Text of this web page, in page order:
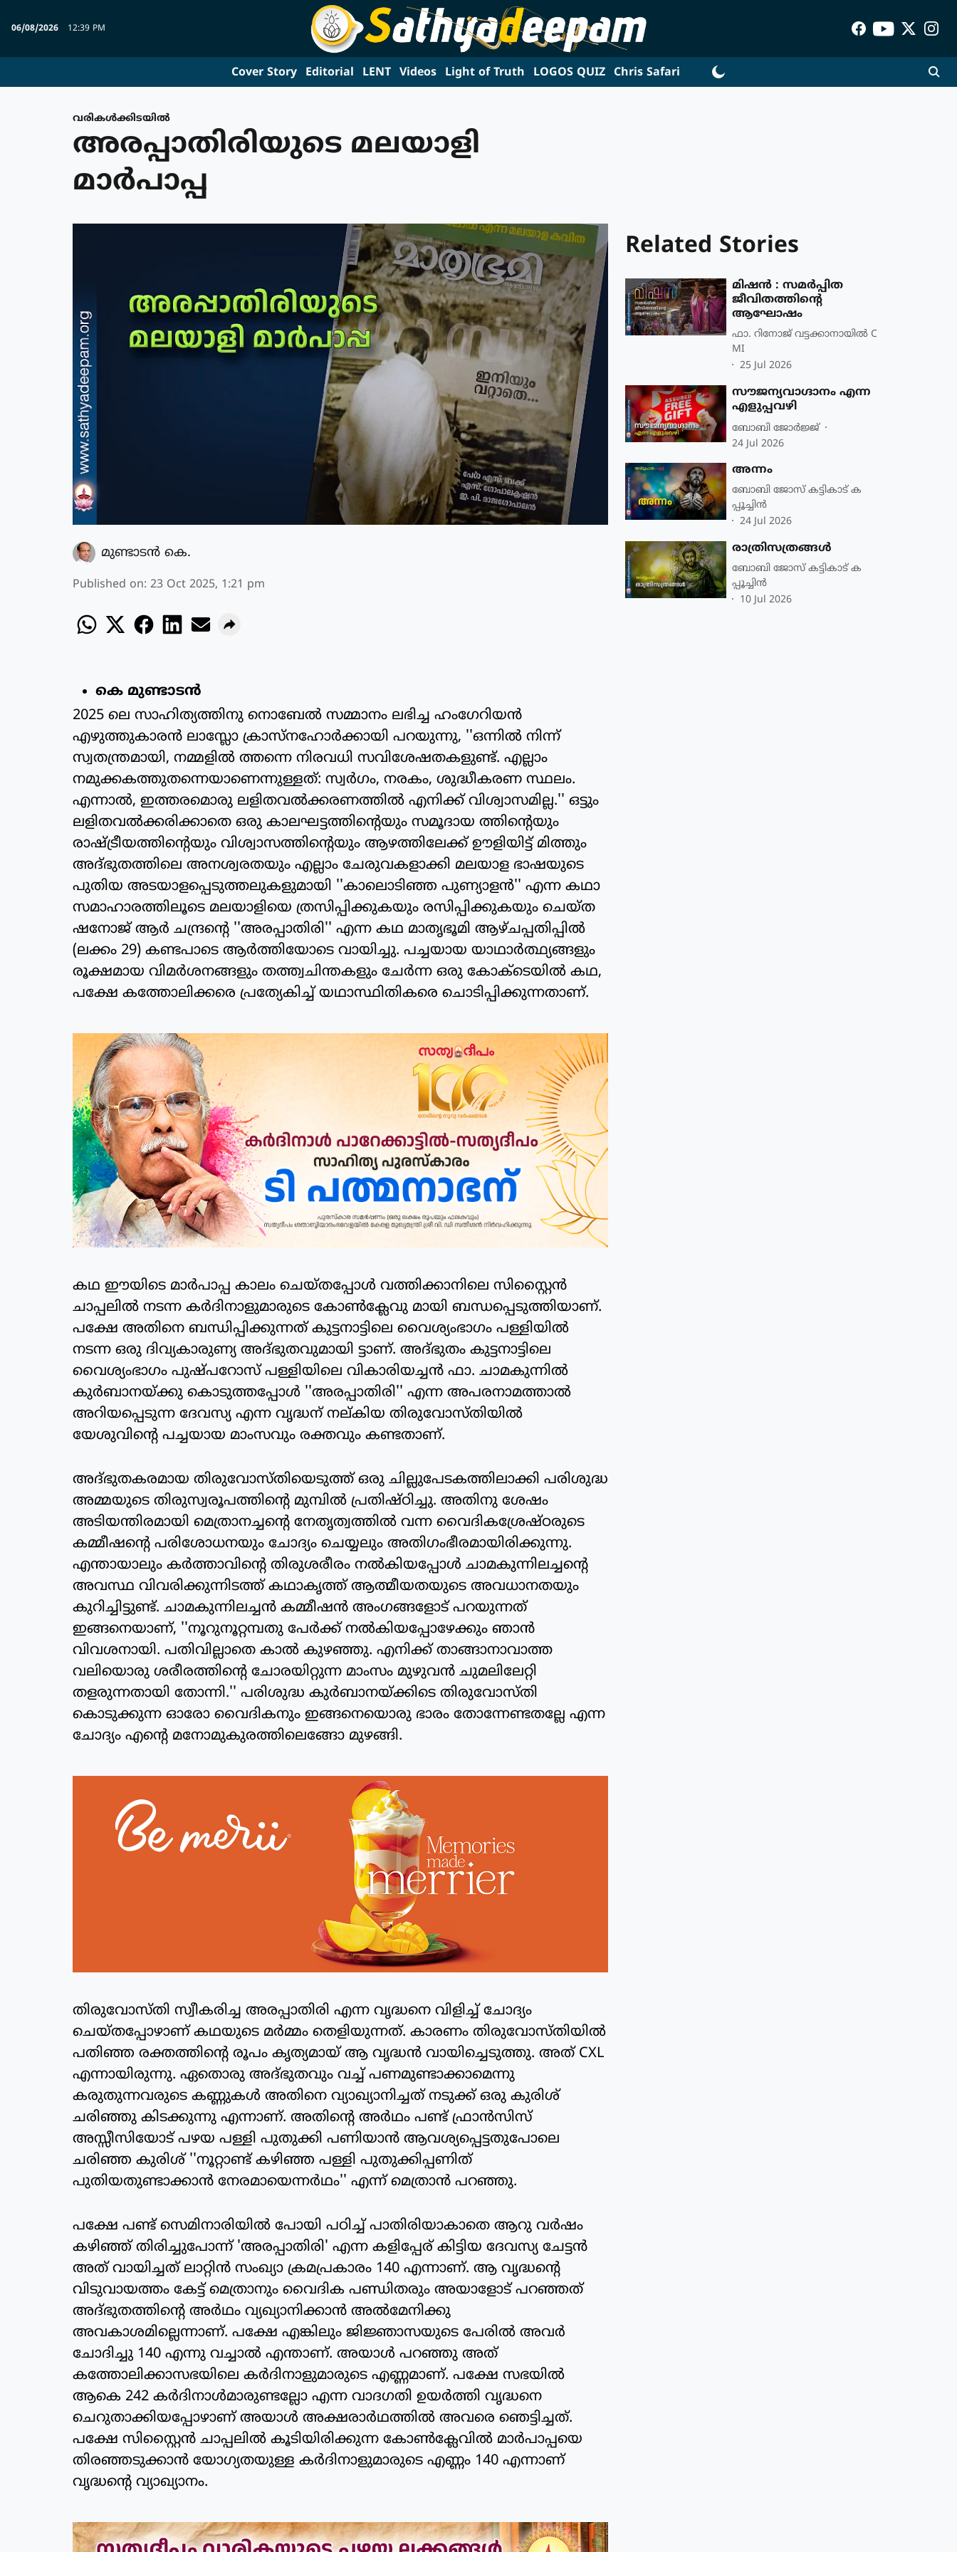
06/08/2026 12:39 PM
Cover Story Editorial LENT Videos Light of Truth LOGOS QUIZ Chris Safari
വരികള്‍ക്കിടയില്‍
അരപ്പാതിരിയുടെ മലയാളി
മാര്‍പാപ്പ
മുണ്ടാടന്‍ കെ.
Published on: 23 Oct 2025, 1:21 pm
കെ മുണ്ടാടന്‍
2025 ലെ സാഹിത്യത്തിനു നൊബേല്‍ സമ്മാനം ലഭിച്ച ഹംഗേറിയന്‍
എഴുത്തുകാരന്‍ ലാസ്ലോ ക്രാസ്‌നഹോര്‍ക്കായി പറയുന്നു, ''ഒന്നില്‍ നിന്ന്
സ്വതന്ത്രമായി, നമ്മളില്‍ ത്തന്നെ നിരവധി സവിശേഷതകളുണ്ട്. എല്ലാം
നമുക്കകത്തുതന്നെയാണെന്നുള്ളത്: സ്വര്‍ഗം, നരകം, ശുദ്ധീകരണ സ്ഥലം.
എന്നാല്‍, ഇത്തരമൊരു ലളിതവല്‍ക്കരണത്തില്‍ എനിക്ക് വിശ്വാസമില്ല.'' ഒട്ടും
ലളിതവല്‍ക്കരിക്കാതെ ഒരു കാലഘട്ടത്തിന്റെയും സമൂദായ ത്തിന്റെയും
രാഷ്ട്രീയത്തിന്റെയും വിശ്വാസത്തിന്റെയും ആഴത്തിലേക്ക് ഊളിയിട്ട് മിത്തും
അദ്ഭുതത്തിലെ അനശ്വരതയും എല്ലാം ചേരുവകളാക്കി മലയാള ഭാഷയുടെ
പുതിയ അടയാളപ്പെടുത്തലുകളുമായി ''കാലൊടിഞ്ഞ പുണ്യാളന്‍'' എന്ന കഥാ
സമാഹാരത്തിലൂടെ മലയാളിയെ ത്രസിപ്പിക്കുകയും രസിപ്പിക്കുകയും ചെയ്ത
ഷനോജ് ആര്‍ ചന്ദ്രന്റെ ''അരപ്പാതിരി'' എന്ന കഥ മാതൃഭൂമി ആഴ്ചപ്പതിപ്പില്‍
(ലക്കം 29) കണ്ടപാടെ ആര്‍ത്തിയോടെ വായിച്ചു. പച്ചയായ യാഥാര്‍ത്ഥ്യങ്ങളും
രൂക്ഷമായ വിമര്‍ശനങ്ങളും തത്ത്വചിന്തകളും ചേര്‍ന്ന ഒരു കോക്‌ടെയില്‍ കഥ,
പക്ഷേ കത്തോലിക്കരെ പ്രത്യേകിച്ച് യഥാസ്ഥിതികരെ ചൊടിപ്പിക്കുന്നതാണ്.
കഥ ഈയിടെ മാര്‍പാപ്പ കാലം ചെയ്തപ്പോള്‍ വത്തിക്കാനിലെ സിസ്റ്റൈന്‍
ചാപ്പലില്‍ നടന്ന കര്‍ദിനാളുമാരുടെ കോണ്‍ക്ലേവു മായി ബന്ധപ്പെടുത്തിയാണ്.
പക്ഷേ അതിനെ ബന്ധിപ്പിക്കുന്നത് കുട്ടനാട്ടിലെ വൈശ്യംഭാഗം പള്ളിയില്‍
നടന്ന ഒരു ദിവ്യകാരുണ്യ അദ്ഭുതവുമായി ട്ടാണ്. അദ്ഭുതം കുട്ടനാട്ടിലെ
വൈശ്യംഭാഗം പുഷ്പറോസ് പള്ളിയിലെ വികാരിയച്ചന്‍ ഫാ. ചാമകുന്നില്‍
കുര്‍ബാനയ്ക്കു കൊടുത്തപ്പോള്‍ ''അരപ്പാതിരി'' എന്ന അപരനാമത്താല്‍
അറിയപ്പെടുന്ന ദേവസ്യ എന്ന വൃദ്ധന് നല്കിയ തിരുവോസ്തിയില്‍
യേശുവിന്റെ പച്ചയായ മാംസവും രക്തവും കണ്ടതാണ്.
അദ്ഭുതകരമായ തിരുവോസ്തിയെടുത്ത് ഒരു ചില്ലുപേടകത്തിലാക്കി പരിശുദ്ധ
അമ്മയുടെ തിരുസ്വരൂപത്തിന്റെ മുമ്പില്‍ പ്രതിഷ്ഠിച്ചു. അതിനു ശേഷം
അടിയന്തിരമായി മെത്രാനച്ചന്റെ നേതൃത്വത്തില്‍ വന്ന വൈദികശ്രേഷ്ഠരുടെ
കമ്മീഷന്റെ പരിശോധനയും ചോദ്യം ചെയ്യലും അതിഗംഭീരമായിരിക്കുന്നു.
എന്തായാലും കര്‍ത്താവിന്റെ തിരുശരീരം നല്‍കിയപ്പോള്‍ ചാമകുന്നിലച്ചന്റെ
അവസ്ഥ വിവരിക്കുന്നിടത്ത് കഥാകൃത്ത് ആത്മീയതയുടെ അവധാനതയും
കുറിച്ചിട്ടുണ്ട്. ചാമകുന്നിലച്ചന്‍ കമ്മീഷന്‍ അംഗങ്ങളോട് പറയുന്നത്
ഇങ്ങനെയാണ്, ''നൂറുനൂറ്റമ്പതു പേര്‍ക്ക് നല്‍കിയപ്പോഴേക്കും ഞാന്‍
വിവശനായി. പതിവില്ലാതെ കാല്‍ കുഴഞ്ഞു. എനിക്ക് താങ്ങാനാവാത്ത
വലിയൊരു ശരീരത്തിന്റെ ചോരയിറ്റുന്ന മാംസം മുഴുവന്‍ ചുമലിലേറ്റി
തളരുന്നതായി തോന്നി.'' പരിശുദ്ധ കുര്‍ബാനയ്ക്കിടെ തിരുവോസ്തി
കൊടുക്കുന്ന ഓരോ വൈദികനും ഇങ്ങനെയൊരു ഭാരം തോന്നേണ്ടതല്ലേ എന്ന
ചോദ്യം എന്റെ മനോമുകുരത്തിലെങ്ങോ മുഴങ്ങി.
തിരുവോസ്തി സ്വീകരിച്ച അരപ്പാതിരി എന്ന വൃദ്ധനെ വിളിച്ച് ചോദ്യം
ചെയ്തപ്പോഴാണ് കഥയുടെ മര്‍മ്മം തെളിയുന്നത്. കാരണം തിരുവോസ്തിയില്‍
പതിഞ്ഞ രക്തത്തിന്റെ രൂപം കൃത്യമായ് ആ വൃദ്ധന്‍ വായിച്ചെടുത്തു. അത് CXL
എന്നായിരുന്നു. ഏതൊരു അദ്ഭുതവും വച്ച് പണമുണ്ടാക്കാമെന്നു
കരുതുന്നവരുടെ കണ്ണുകള്‍ അതിനെ വ്യാഖ്യാനിച്ചത് നടുക്ക് ഒരു കുരിശ്
ചരിഞ്ഞു കിടക്കുന്നു എന്നാണ്. അതിന്റെ അര്‍ഥം പണ്ട് ഫ്രാന്‍സിസ്
അസ്സീസിയോട് പഴയ പള്ളി പുതുക്കി പണിയാന്‍ ആവശ്യപ്പെട്ടതുപോലെ
ചരിഞ്ഞ കുരിശ് ''നൂറ്റാണ്ട് കഴിഞ്ഞ പള്ളി പുതുക്കിപ്പണിത്
പുതിയതുണ്ടാക്കാന്‍ നേരമായെന്നര്‍ഥം'' എന്ന് മെത്രാന്‍ പറഞ്ഞു.
പക്ഷേ പണ്ട് സെമിനാരിയില്‍ പോയി പഠിച്ച് പാതിരിയാകാതെ ആറു വര്‍ഷം
കഴിഞ്ഞ് തിരിച്ചുപോന്ന് 'അരപ്പാതിരി' എന്ന കളിപ്പേര് കിട്ടിയ ദേവസ്യ ചേട്ടന്‍
അത് വായിച്ചത് ലാറ്റിന്‍ സംഖ്യാ ക്രമപ്രകാരം 140 എന്നാണ്. ആ വൃദ്ധന്റെ
വിടുവായത്തം കേട്ട് മെത്രാനും വൈദിക പണ്ഡിതരും അയാളോട് പറഞ്ഞത്
അദ്ഭുതത്തിന്റെ അര്‍ഥം വ്യഖ്യാനിക്കാന്‍ അല്‍മേനിക്കു
അവകാശമില്ലെന്നാണ്. പക്ഷേ എങ്കിലും ജിജ്ഞാസയുടെ പേരില്‍ അവര്‍
ചോദിച്ചു 140 എന്നു വച്ചാല്‍ എന്താണ്. അയാള്‍ പറഞ്ഞു അത്
കത്തോലിക്കാസഭയിലെ കര്‍ദിനാളുമാരുടെ എണ്ണമാണ്. പക്ഷേ സഭയില്‍
ആകെ 242 കര്‍ദിനാള്‍മാരുണ്ടല്ലോ എന്ന വാദഗതി ഉയര്‍ത്തി വൃദ്ധനെ
ചെറുതാക്കിയപ്പോഴാണ് അയാള്‍ അക്ഷരാര്‍ഥത്തില്‍ അവരെ ഞെട്ടിച്ചത്.
പക്ഷേ സിസ്റ്റൈന്‍ ചാപ്പലില്‍ കൂടിയിരിക്കുന്ന കോണ്‍ക്ലേവില്‍ മാര്‍പാപ്പയെ
തിരഞ്ഞടുക്കാന്‍ യോഗ്യതയുള്ള കര്‍ദിനാളുമാരുടെ എണ്ണം 140 എന്നാണ്
വൃദ്ധന്റെ വ്യാഖ്യാനം.
Related Stories
മിഷൻ : സമർപ്പിത
ജീവിതത്തിന്റെ
ആഘോഷം
ഫാ. റിനോജ് വട്ടക്കാനായിൽ C
MI
25 Jul 2026
സൗജന്യവാഗ്ദാനം എന്ന
എളുപ്പവഴി
ബോബി ജോര്‍ജ്ജ്‌
24 Jul 2026
അന്നം
ബോബി ജോസ് കട്ടികാട് ക
പ്പൂച്ചിൻ
24 Jul 2026
രാത്രിസത്രങ്ങൾ
ബോബി ജോസ് കട്ടികാട് ക
പ്പൂച്ചിൻ
10 Jul 2026